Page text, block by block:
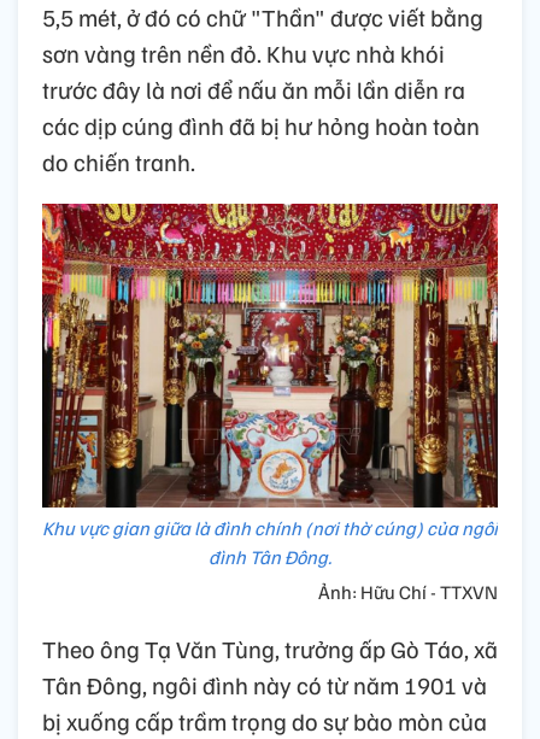
5,5 mét, ở đó có chữ "Thần" được viết bằng
sơn vàng trên nền đỏ. Khu vực nhà khói
trước đây là nơi để nấu ăn mỗi lần diễn ra
các dịp cúng đình đã bị hư hỏng hoàn toàn
do chiến tranh.
Khu vực gian giữa là đình chính (nơi thờ cúng) của ngôi
đình Tân Đông.
Ảnh: Hữu Chí - TTXVN
Theo ông Tạ Văn Tùng, trưởng ấp Gò Táo, xã
Tân Đông, ngôi đình này có từ năm 1901 và
bị xuống cấp trầm trọng do sự bào mòn của